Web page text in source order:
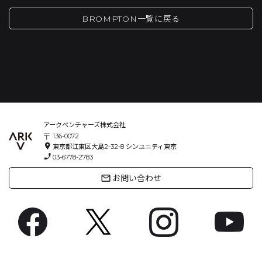
BROMPTON一覧に戻る
アークベンチャーズ株式会社
〒 136-0072
location_on 東京都江東区大島2-32-8 シンユニティ東京
phone_enabled 03-6778-2783
mail_outline お問い合わせ